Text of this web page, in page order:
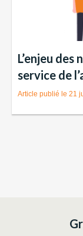
L’enjeu
service de
21